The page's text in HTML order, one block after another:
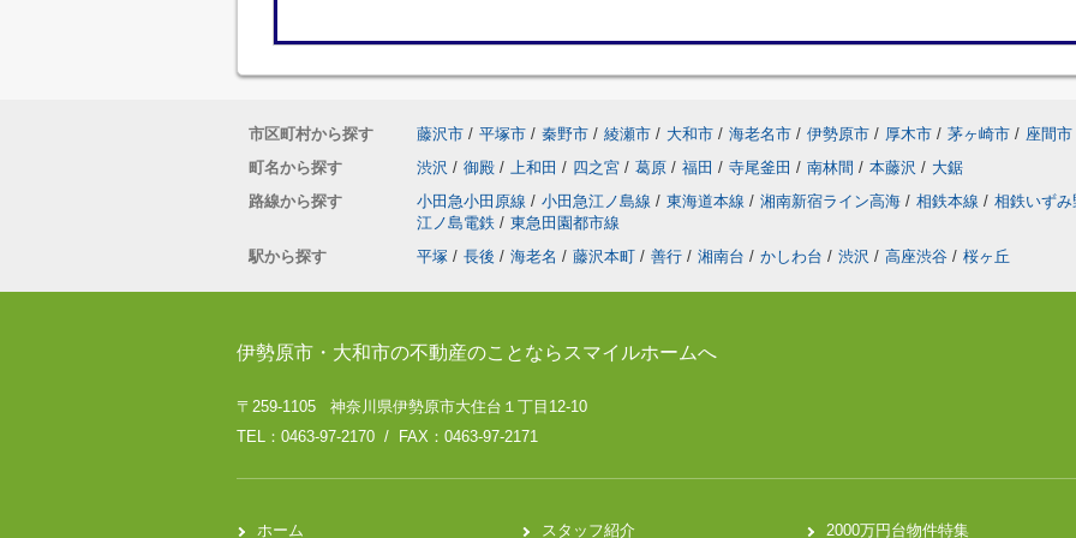
市区町村から探す 藤沢市 / 平塚市 / 秦野市 / 綾瀬市 / 大和市 / 海老名市 / 伊勢原市 / 厚木市 / 茅ヶ崎市 / 座間市
町名から探す
渋沢 / 御殿 / 上和田 / 四之宮 / 葛原 / 福田 / 寺尾釜田 / 南林間 / 本藤沢 / 大鋸
路線から探す
小田急小田原線 / 小田急江ノ島線 / 東海道本線 / 湘南新宿ライン高海 / 相鉄本線 / 相鉄いずみ
江ノ島電鉄 / 東急田園都市線
駅から探す
平塚 / 長後 / 海老名 / 藤沢本町 / 善行 / 湘南台 / かしわ台 / 渋沢 / 高座渋谷 / 桜ヶ丘
伊勢原市・大和市の不動産のことならスマイルホームへ
〒259-1105 神奈川県伊勢原市大住台１丁目12-10
TEL：0463-97-2170 / FAX：0463-97-2171
ホーム スタッフ紹介 2000万円台物件特集